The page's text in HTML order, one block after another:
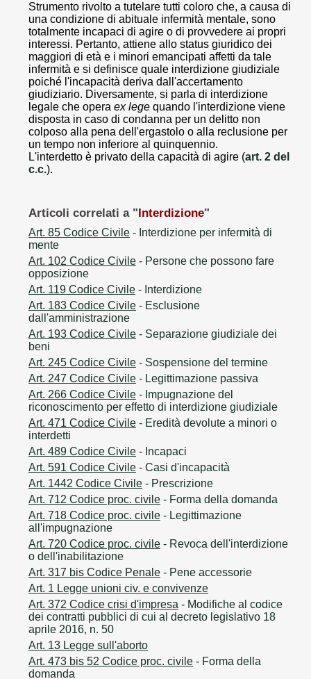
Strumento rivolto a tutelare tutti coloro che, a causa di
una condizione di abituale infermità mentale, sono
totalmente incapaci di agire o di provvedere ai propri
interessi. Pertanto, attiene allo status giuridico dei
maggiori di età e i minori emancipati affetti da tale
infermità e si definisce quale interdizione giudiziale
poiché l'incapacità deriva dall'accertamento
giudiziario. Diversamente, si parla di interdizione
legale che opera ex lege quando l'interdizione viene
disposta in caso di condanna per un delitto non
colposo alla pena dell'ergastolo o alla reclusione per
un tempo non inferiore al quinquennio.
L'interdetto è privato della capacità di agire (art. 2 del
c.c.).
Articoli correlati a "Interdizione"
Art. 85 Codice Civile - Interdizione per infermità di
mente
Art. 102 Codice Civile - Persone che possono fare
opposizione
Art. 119 Codice Civile - Interdizione
Art. 183 Codice Civile - Esclusione
dall'amministrazione
Art. 193 Codice Civile - Separazione giudiziale dei
beni
Art. 245 Codice Civile - Sospensione del termine
Art. 247 Codice Civile - Legittimazione passiva
Art. 266 Codice Civile - Impugnazione del
riconoscimento per effetto di interdizione giudiziale
Art. 471 Codice Civile - Eredità devolute a minori o
interdetti
Art. 489 Codice Civile - Incapaci
Art. 591 Codice Civile - Casi d'incapacità
Art. 1442 Codice Civile - Prescrizione
Art. 712 Codice proc. civile - Forma della domanda
Art. 718 Codice proc. civile - Legittimazione
all'impugnazione
Art. 720 Codice proc. civile - Revoca dell'interdizione
o dell'inabilitazione
Art. 317 bis Codice Penale - Pene accessorie
Art. 1 Legge unioni civ. e convivenze
Art. 372 Codice crisi d'impresa - Modifiche al codice
dei contratti pubblici di cui al decreto legislativo 18
aprile 2016, n. 50
Art. 13 Legge sull'aborto
Art. 473 bis 52 Codice proc. civile - Forma della
domanda